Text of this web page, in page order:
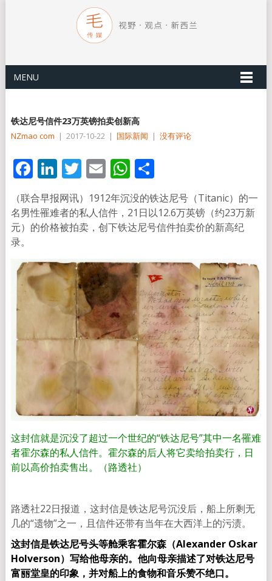
MENU
铁达尼号信件23万英镑拍卖创新高
NZmao com | 2017-10-22 | 国际新闻 | 没有评论
Facebook
LinkedIn
Twitter
EmailWhatsApp
分
享
（联合早报网讯）1912年沉没的铁达尼号（Titanic）的一
名男性罹难者的私人信件，21日以12.6万英镑（约23万新
元）的价格被拍卖，创下铁达尼号信件拍卖价的新高纪
录。
这封信就是沉没了超过一个世纪的“铁达尼号”其中一名罹难
者霍尔森的私人信件。霍尔森的后人将它卖给拍卖行，日
前以高价拍卖售出。（路透社）
路透社22日报道，这封信是铁达尼号沉没后，船上所剩无
几的“遗物”之一，且信件还带有当年在大西洋上的污渍。
这封信是铁达尼号头等舱乘客霍尔森（Alexander Oskar
Holverson）写给他母亲的。他向母亲描述了对铁达尼号
富丽堂皇的印象，并对船上的食物和音乐赞不绝口。